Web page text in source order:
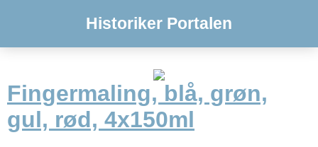
Historiker Portalen
Fingermaling, blå, grøn,
gul, rød, 4x150ml